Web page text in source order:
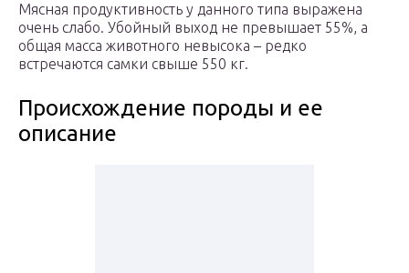
Мясная продуктивность у данного типа выражена
очень слабо. Убойный выход не превышает 55%, а
общая масса животного невысока – редко
встречаются самки свыше 550 кг.
Происхождение породы и ее
описание